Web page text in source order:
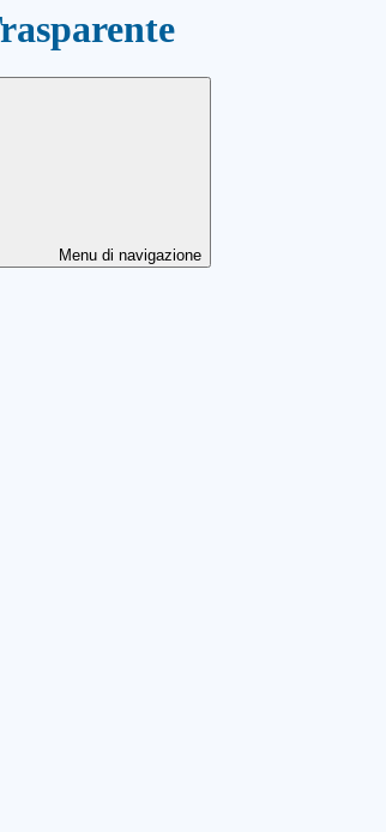
Menu di navigazione